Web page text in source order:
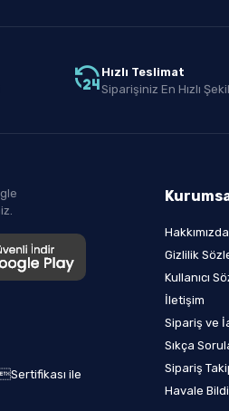
Hızlı Teslimat
Siparişiniz En Hızlı
ile
Hakkımızda
Gizlilik
Kullanıcı
İletişim
Sipariş ve
Sıkça
Sipariş
Havale